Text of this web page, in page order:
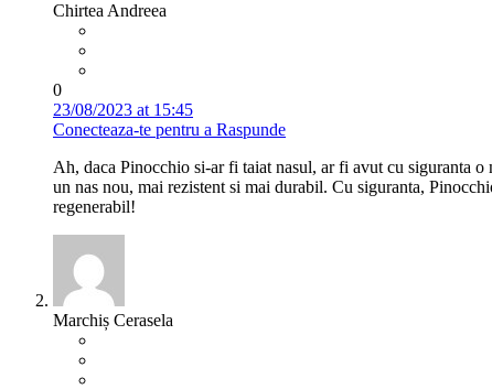
Chirtea Andreea
0
23/08/2023 at 15:45
Conecteaza-te pentru a Raspunde
Ah, daca Pinocchio si-ar fi taiat nasul, ar fi avut cu siguranta o
un nas nou, mai rezistent si mai durabil. Cu siguranta,
regenerabil!
Marchiș Cerasela